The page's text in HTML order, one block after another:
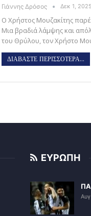
Γιάννης Δρόσος Δεκ 1, 2025
Ο Χρήστος Μουζακίτης
Μια βραδιά λάμψης και
του Θρύλου, τον Χρήστο
ΔΙΑΒΑΣΤΕ ΠΕΡΙΣΣΟΤΕΡΑ...
ΕΥΡΩΠΗ